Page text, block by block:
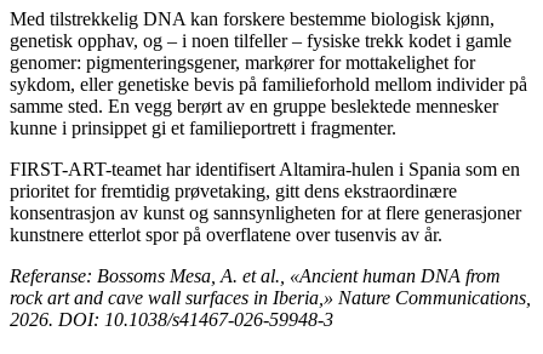
Med tilstrekkelig DNA kan forskere bestemme biologisk kjønn,
genetisk opphav, og – i noen tilfeller – fysiske trekk kodet i gamle
genomer: pigmenteringsgener, markører for mottakelighet for
sykdom, eller genetiske bevis på familieforhold mellom individer på
samme sted. En vegg berørt av en gruppe beslektede mennesker
kunne i prinsippet gi et familieportrett i fragmenter.
FIRST-ART-teamet har identifisert Altamira-hulen i Spania som en
prioritet for fremtidig prøvetaking, gitt dens ekstraordinære
konsentrasjon av kunst og sannsynligheten for at flere generasjoner
kunstnere etterlot spor på overflatene over tusenvis av år.
Referanse: Bossoms Mesa, A. et al., «Ancient human DNA from
rock art and cave wall surfaces in Iberia,» Nature Communications,
2026. DOI: 10.1038/s41467-026-59948-3